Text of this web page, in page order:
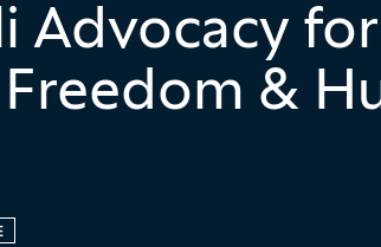
Advocacy for
&